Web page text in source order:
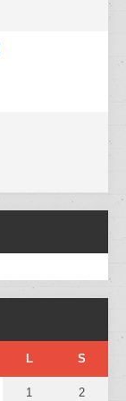
L S
1 2